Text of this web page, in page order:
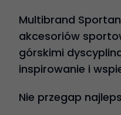
Multibrand
akcesoriów
górskimi
inspirowanie i
Nie przegap